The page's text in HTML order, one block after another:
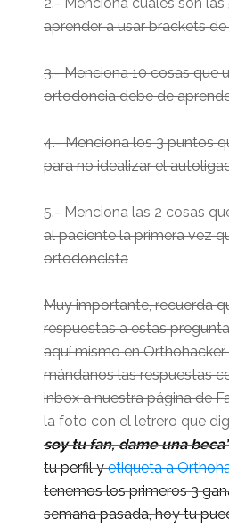
aprender a usar brackets
3.- Menciona 10 cosas que
ortodoncia debe de
4.- Menciona los 3 puntos
para no idealizar el
5.- Menciona las 2 cosas
al paciente la primera vez
ortodoncista
Muy importante, recuerda
respuestas a estas
aquí mismo en
mándanos las respuestas
inbox a nuestra página de
la foto con el letrero que
soy tu fan, dame una
tu perfil yetiqueta a
tenemos los primeros 3
semana pasada, hoy tu